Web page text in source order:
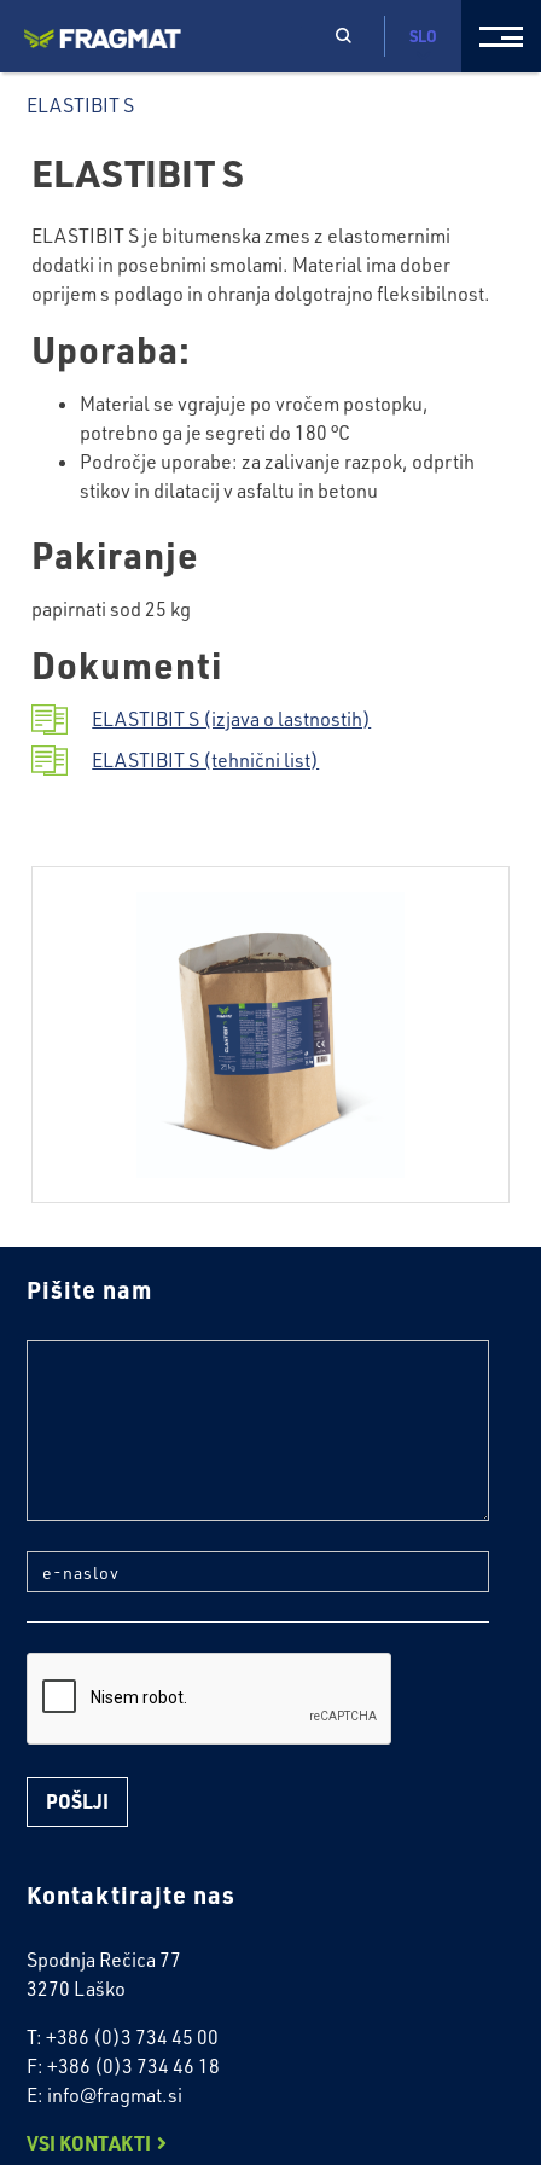
SLO
ELASTIBIT S
ELASTIBIT S
ELASTIBIT S je bitumenska zmes z elastomernimi
dodatki in posebnimi smolami. Material ima dober
oprijem s podlago in ohranja dolgotrajno fleksibilnost.
Uporaba:
Material se vgrajuje po vročem postopku,
potrebno ga je segreti do 180 °C
Področje uporabe: za zalivanje razpok, odprtih
stikov in dilatacij v asfaltu in betonu
Pakiranje
papirnati sod 25 kg
Dokumenti
ELASTIBIT S (izjava o lastnostih)
ELASTIBIT S (tehnični list)
Pišite nam
e-naslov
Kontaktirajte nas
Spodnja Rečica 77
3270 Laško
T: +386 (0)3 734 45 00
F: +386 (0)3 734 46 18
E: info@fragmat.si
VSI KONTAKTI